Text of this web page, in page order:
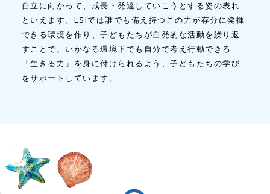
自立に向かって、成長・発達していこうとする姿の表れ
といえます。LSIでは誰でも備え持つこの力が存分に発揮
できる環境を作り、子どもたちが自発的な活動を繰り返
すことで、いかなる環境下でも自分で考え行動できる
「生きる力」を身に付けられるよう、子どもたちの学び
をサポートしています。